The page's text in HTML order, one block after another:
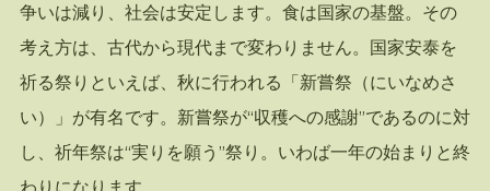
争いは減り、社会は安定します。食は国家の基盤。その
考え方は、古代から現代まで変わりません。国家安泰を
祈る祭りといえば、秋に行われる「新嘗祭（にいなめさ
い）」が有名です。新嘗祭が“収穫への感謝”であるのに対
し、祈年祭は“実りを願う”祭り。いわば一年の始まりと終
わりになります。